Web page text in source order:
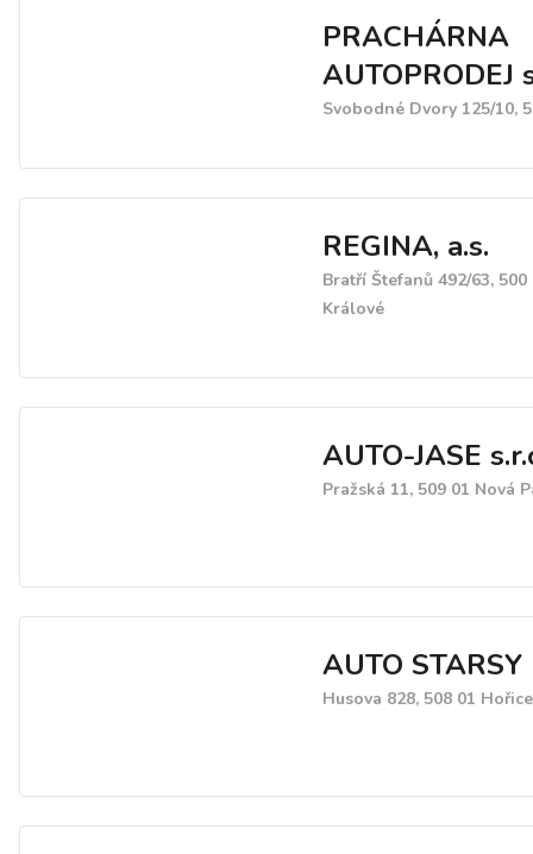
PRACHÁRNA
AUTOPRODEJ
Svobodné Dvory 125/10,
REGINA, a.s.
Bratří Štefanů 492/63,
Králové
AUTO-JASE
Pražská 11, 509 01 Nová
AUTO STARSY
Husova 828, 508 01 Hořice